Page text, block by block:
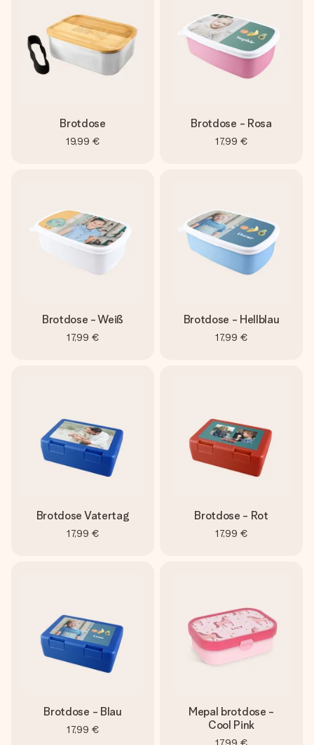
ihrem Namen, deinem Foto oder einer Nachricht von
Herzen. Kein Stress, nur pure Liebe für den perfekten
Moment.
Brotdose
19,99 €
Brotdose - Rosa
17,99 €
Brotdose - Weiß
17,99 €
Brotdose - Hellblau
17,99 €
Brotdose Vatertag
17,99 €
Brotdose - Rot
17,99 €
Brotdose - Blau
17,99 €
Mepal brotdose -
Cool Pink